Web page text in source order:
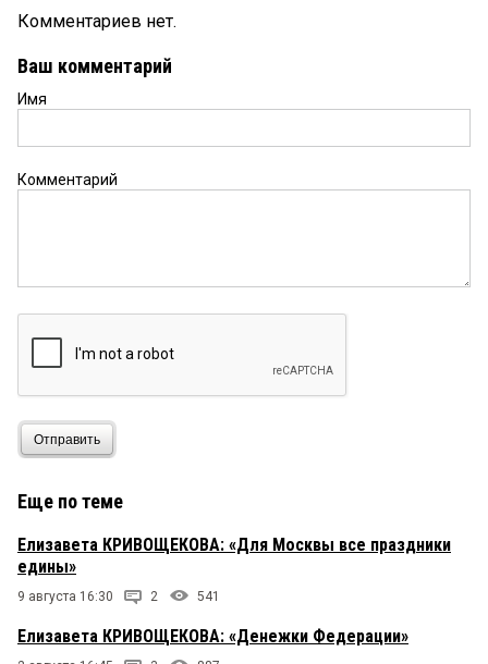
Комментариев нет.
Ваш комментарий
Имя
Комментарий
Отправить
Еще по теме
Елизавета КРИВОЩЕКОВА: «Для Москвы все праздники
едины»
9 августа 16:30 2 541
Елизавета КРИВОЩЕКОВА: «Денежки Федерации»